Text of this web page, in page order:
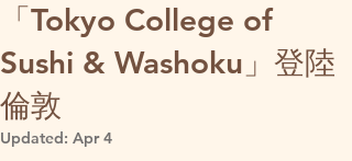
「Tokyo College of
Sushi & Washoku」登陸
倫敦
Updated: Apr 4